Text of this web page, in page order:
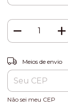
Entregas para o CEP:
Meios de envio
Não sei meu CEP